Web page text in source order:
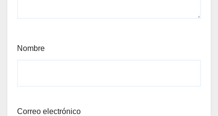
Nombre
Correo electrónico